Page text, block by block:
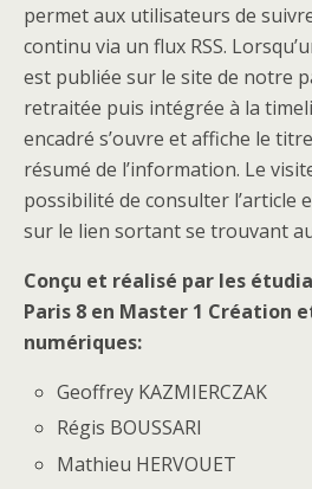
permet aux utilisateurs de
continu via un flux RSS.
est publiée sur le site de notre
retraitée puis intégrée à la
encadré s’ouvre et affiche le
résumé de l’information. Le
possibilité de consulter l’article
sur le lien sortant se trouvant au
Conçu et réalisé par les
Paris 8 en Master 1 Création
numériques:
Geoffrey KAZMIERCZAK
Régis BOUSSARI
Mathieu HERVOUET